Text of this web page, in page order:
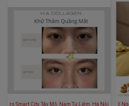
- S1.02 Vinhomes Smart City, Tây Mỗ, Nam Từ Liêm,
MAY SPA 166 NGỌC